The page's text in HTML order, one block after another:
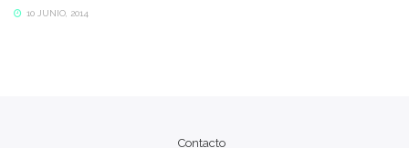
10 JUNIO, 2014
Contacto